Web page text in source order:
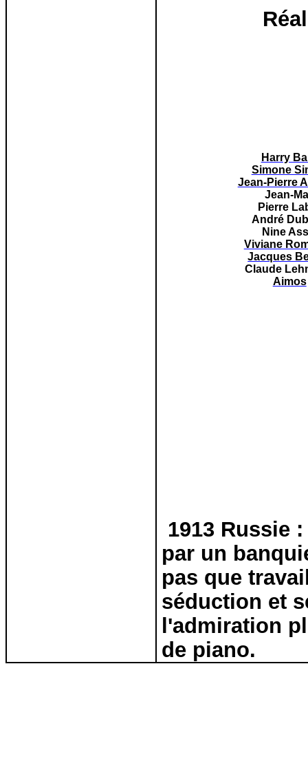
Harry
Simone
Jean-Pierre
Jean-
Pierre
André
Nine
Viviane
Jacques
Claude
Aimos
1913 Russie
par un
pas que
séduction et
l'admiration
de piano.